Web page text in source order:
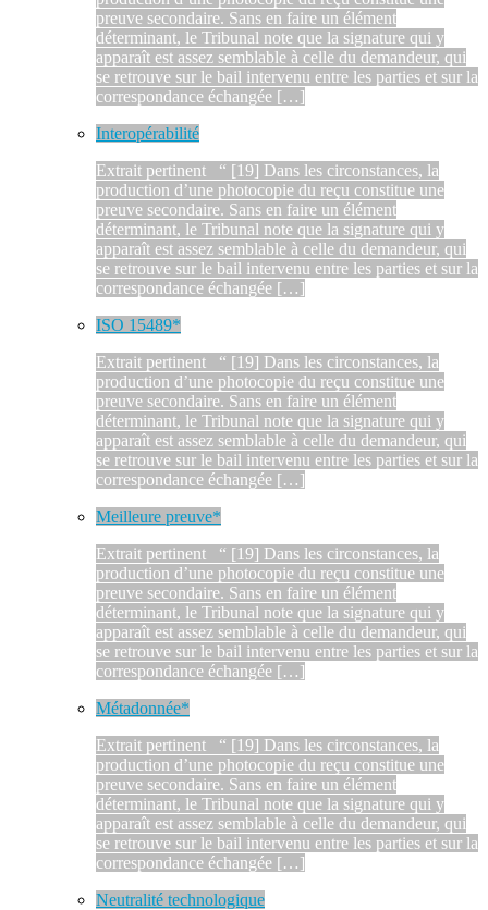
preuve secondaire. Sans en faire un élément
déterminant, le Tribunal note que la signature qui y
apparaît est assez semblable à celle du demandeur, qui
se retrouve sur le bail intervenu entre les parties et sur la
correspondance échangée […]
Interopérabilité
Extrait pertinent “ [19] Dans les circonstances, la
production d’une photocopie du reçu constitue une
preuve secondaire. Sans en faire un élément
déterminant, le Tribunal note que la signature qui y
apparaît est assez semblable à celle du demandeur, qui
se retrouve sur le bail intervenu entre les parties et sur la
correspondance échangée […]
ISO 15489*
Extrait pertinent “ [19] Dans les circonstances, la
production d’une photocopie du reçu constitue une
preuve secondaire. Sans en faire un élément
déterminant, le Tribunal note que la signature qui y
apparaît est assez semblable à celle du demandeur, qui
se retrouve sur le bail intervenu entre les parties et sur la
correspondance échangée […]
Meilleure preuve*
Extrait pertinent “ [19] Dans les circonstances, la
production d’une photocopie du reçu constitue une
preuve secondaire. Sans en faire un élément
déterminant, le Tribunal note que la signature qui y
apparaît est assez semblable à celle du demandeur, qui
se retrouve sur le bail intervenu entre les parties et sur la
correspondance échangée […]
Métadonnée*
Extrait pertinent “ [19] Dans les circonstances, la
production d’une photocopie du reçu constitue une
preuve secondaire. Sans en faire un élément
déterminant, le Tribunal note que la signature qui y
apparaît est assez semblable à celle du demandeur, qui
se retrouve sur le bail intervenu entre les parties et sur la
correspondance échangée […]
Neutralité technologique